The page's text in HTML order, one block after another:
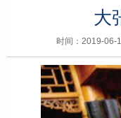
大
时间：2019-06-